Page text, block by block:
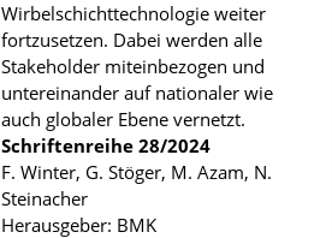
b
l
i
k
a
t
i
Wirbelschichttechnologie weiter
fortzusetzen. Dabei werden alle
Stakeholder miteinbezogen und
untereinander auf nationaler wie
auch globaler Ebene vernetzt.
Schriftenreihe 28/2024
F. Winter, G. Stöger, M. Azam, N.
Steinacher
Herausgeber: BMK